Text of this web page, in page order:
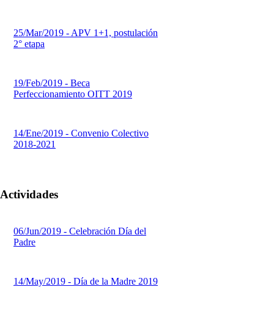
25/Mar/2019 - APV 1+1, postulación
2° etapa
19/Feb/2019 - Beca
Perfeccionamiento OITT 2019
14/Ene/2019 - Convenio Colectivo
2018-2021
Actividades
06/Jun/2019 - Celebración Día del
Padre
14/May/2019 - Día de la Madre 2019